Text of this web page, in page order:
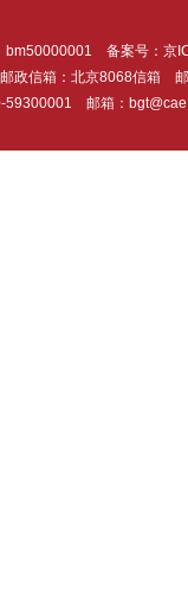
bm50000001 备案号： 京
政信箱：北京8068信箱
邮箱：